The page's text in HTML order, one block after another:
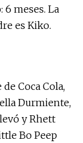
meses. La
es Kiko.
Coca Cola,
Durmiente,
y Rhett
Bo Peep